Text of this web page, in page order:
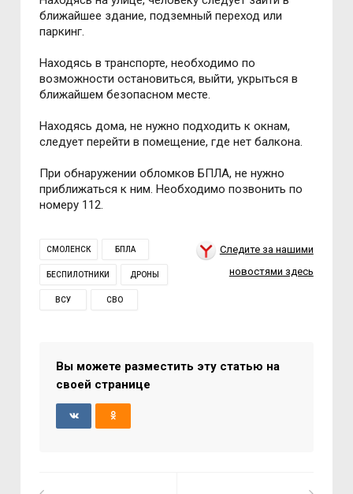
ближайшее здание, подземный переход или
паркинг.
Находясь в транспорте, необходимо по
возможности остановиться, выйти, укрыться в
ближайшем безопасном месте.
Находясь дома, не нужно подходить к окнам,
следует перейти в помещение, где нет балкона.
При обнаружении обломков БПЛА, не нужно
приближаться к ним. Необходимо позвонить по
номеру 112.
СМОЛЕНСК БПЛА
БЕСПИЛОТНИКИ ДРОНЫ
ВСУ СВО
Следите за нашими
новостями здесь
Вы можете разместить эту статью на
своей странице